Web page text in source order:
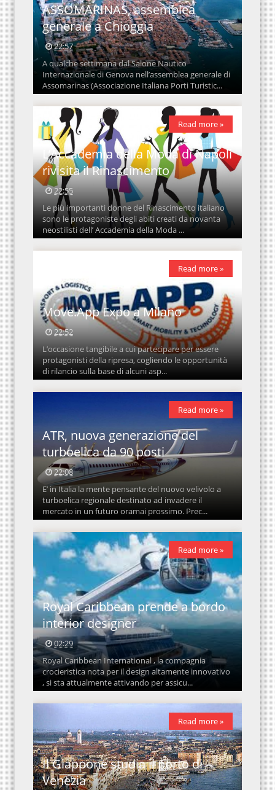
ASSOMARINAS, assemblea
generale a Chioggia
22:57
A qualche settimana dal Salone Nautico
Internazionale di Genova nell’assemblea generale di
Assomarinas (Associazione Italiana Porti Turistic...
L’Accademia della Moda di Napoli
rivisita il Rinascimento
22:55
Le più importanti donne del Rinascimento italiano
sono le protagoniste degli abiti creati da novanta
neostilisti dell’ Accademia della Moda ...
Read more »
Move.App Expo a Milano
22:52
L’occasione tangibile a cui partecipare per essere
protagonisti della ripresa, cogliendo le opportunità
di rilancio sulla base di alcuni asp...
Read more »
ATR, nuova generazione del
turboelica da 90 posti
22:08
E’ in Italia la mente pensante del nuovo velivolo a
turboelica regionale destinato ad invadere il
mercato in un futuro oramai prossimo. Prec...
Read more »
Royal Caribbean prende a bordo
interior designer
02:29
Royal Caribbean International , la compagnia
crocieristica nota per il design altamente innovativo
, si sta attualmente attivando per assicu...
Read more »
Il Giappone studia il porto di
Venezia
Read more »